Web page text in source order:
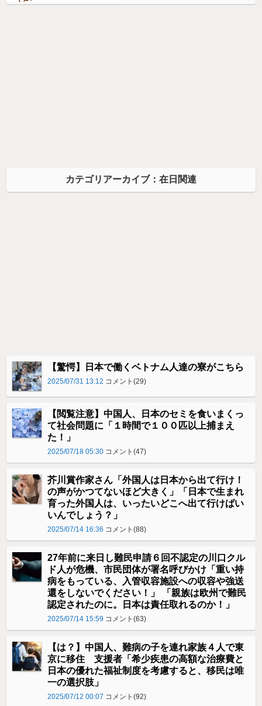
カテゴリアーカイブ：在日関連
【驚愕】日本で働くベトナム人達の寮がこちら
2025/07/31 13:12 コメント(29)
【閲覧注意】中国人、日本のセミを食いまくっ
て社会問題に「１時間で１００匹以上捕まえ
た！」
2025/07/18 05:30 コメント(47)
芥川賞作家さん「外国人は日本から出て行け！
の声がかつてないほど大きく」「日本で生まれ
育った外国人は、いったいどこへ出て行けばい
いんでしょう？」
2025/07/14 16:36 コメント(88)
27年前に来日し難民申請６回不認定の川口クル
ド人が危機、市民団体が署名呼びかけ「重い持
病をもっている、入管収容施設への収容や強送
還をしないでください！」 「親族は欧州で難民
認定されたのに。日本は責任取れるのか！」
2025/07/14 15:59 コメント(63)
【は？】中国人、難病の子を連れ家族４人で東
京に移住 支援者「希少疾患の高額な治療費と
日本の優れた福祉制度を考慮すると、移民は唯
一の選択肢」
2025/07/12 00:07 コメント(92)